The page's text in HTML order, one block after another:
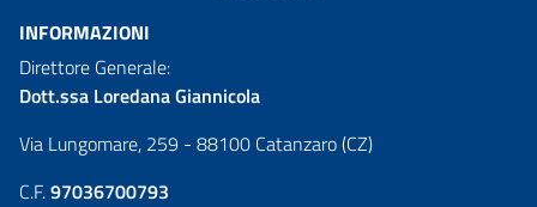
INFORMAZIONI
Direttore Generale:
Dott.ssa Loredana Giannicola
Via Lungomare, 259 - 88100 Catanzaro (CZ)
C.F.97036700793